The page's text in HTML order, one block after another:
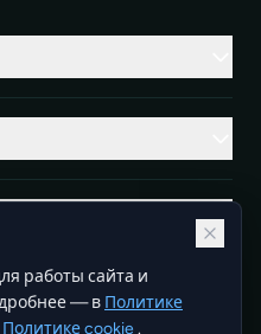
УНП ЕА3732804
работы сайта и
— в Политике
Политике cookie.